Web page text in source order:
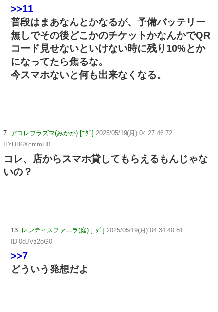
>>11
普段はまあなんとかなるが、予備バッテリー
無しでその後どこかのチケットかなんかでQR
コード見せないといけない時に残り10%とか
になってたら焦るな。
今スマホないと何も出来なくなる。
7: アコレプラズマ(みかか) [ﾆﾀﾞ] 2025/05/19(月) 04:27:46.72
ID:UH6XcmmH0
コレ、店からスマホ貸してもらえるもんじゃな
いの？
13: レンティスファエラ(庭) [ﾆﾀﾞ] 2025/05/19(月) 04:34:40.81
ID:0dJVz2oG0
>>7
どういう発想だよ